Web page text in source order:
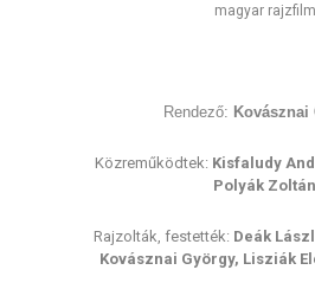
magyar rajzfilm
Rendező: Kovásznai
Közreműködtek: Kisfaludy
Polyák Zoltán
Rajzolták, festették: Deák
Kovásznai György, Lisziák